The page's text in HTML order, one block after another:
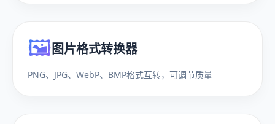
🖼️图片格式转换器
PNG、JPG、WebP、BMP格式互转，可调节质量